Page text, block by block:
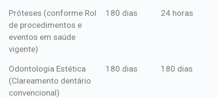
Próteses (conforme Rol
de procedimentos e
eventos em saúde
vigente)
180 dias 24 horas
Odontologia Estética
(Clareamento dentário
convencional)
180 dias 180 dias